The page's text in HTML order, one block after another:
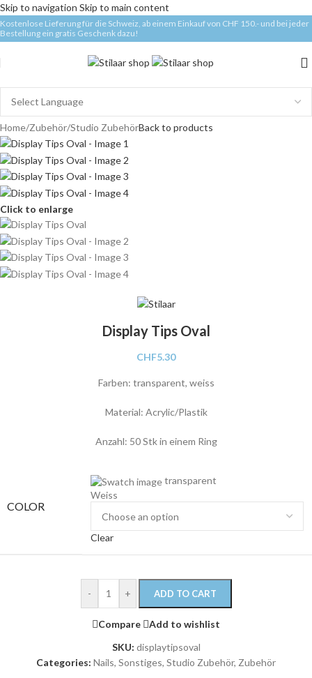
Skip to navigation Skip to main content
Kostenlose Lieferung für die Schweiz, ab einem Einkauf von CHF 150.- und bei jeder
Bestellung ein gratis Geschenk dazu!
Home/Zubehör/Studio ZubehörBack to products
Click to enlarge
Display Tips Oval
CHF5.30
Farben: transparent, weiss
Material: Acrylic/Plastik
Anzahl: 50 Stk in einem Ring
COLOR
transparent
Weiss
Clear
- + ADD TO CART
Compare
Add to wishlist
SKU: displaytipsoval
Categories: Nails, Sonstiges, Studio Zubehör, Zubehör